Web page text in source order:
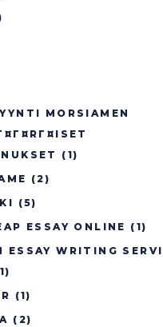
MORSIAMEN
(1)
(2)
(5)
ESSAY ONLINE (1)
ESSAY WRITING
(1)
(2)